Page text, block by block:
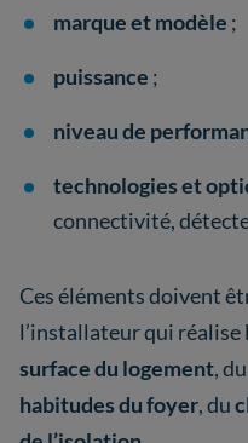
marque et modèle ;
puissance ;
niveau de
technologies et
connectivité,
Ces éléments doivent
l’installateur qui réalise
surface du logement, du
habitudes du foyer, du